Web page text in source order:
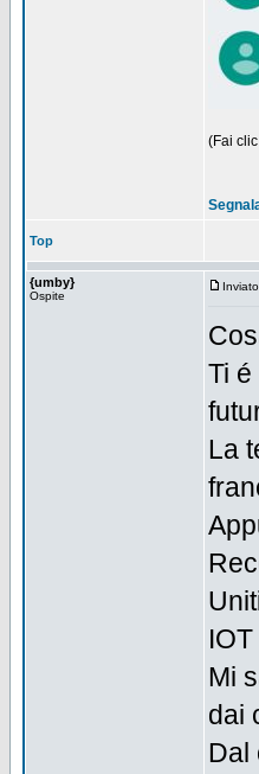
(Fai
Top
{umby}
Ospite
Ti
La
Mi
dai
Dal